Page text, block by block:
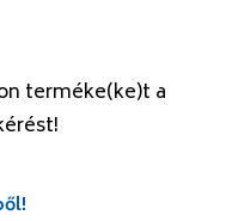
terméke(ke)t a